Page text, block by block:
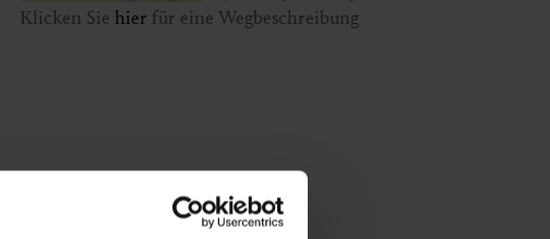
Klicken Sie hier für eine Wegbeschreibung